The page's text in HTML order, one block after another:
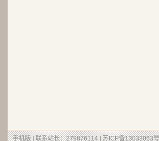
手机版| 联系站长：279876114 |苏ICP备13033063号